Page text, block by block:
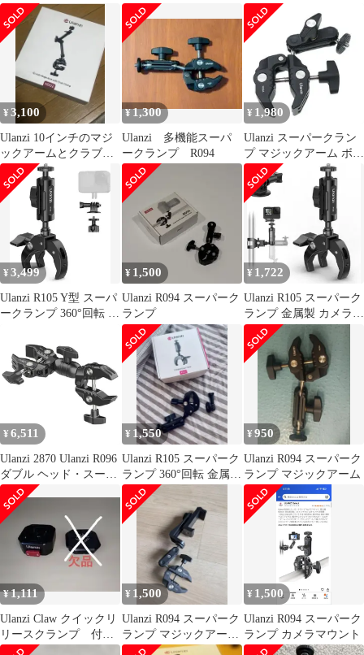
ーム まとめ売り
¥3,100
Ulanzi 10インチのマジ
ックアームとクラブク
ランプ
¥1,300
Ulanzi 多機能スーパ
ークランプ R094
¥ 1,980
Ulanzi スーパークラン
プ マジックアーム ボー
ルヘッド
¥3,499
Ulanzi R105 Y型 スーパ
ークランプ 360°回転 金
¥ 1,500
Ulanzi R094 スーパーク
ランプ
¥ 1,722
Ulanzi R105 スーパーク
ランプ 金属製 カメラマ
ウント 3爪構造
¥ 6,511
Ulanzi 2870 Ulanzi R096
ダブル ヘッド・スーパ
ーパワークランプ
¥ 1,550
Ulanzi R105 スーパーク
ランプ 360°回転 金属製
カメラマウント
¥950
Ulanzi R094 スーパーク
ランプ マジックアーム
¥1,111
Ulanzi Claw クイックリ
リースクランプ 付属
品欠品
¥ 1,500
Ulanzi R094 スーパーク
ランプ マジックアーム
スマホホルダー
¥ 1,500
Ulanzi R094 スーパーク
ランプ カメラマウント